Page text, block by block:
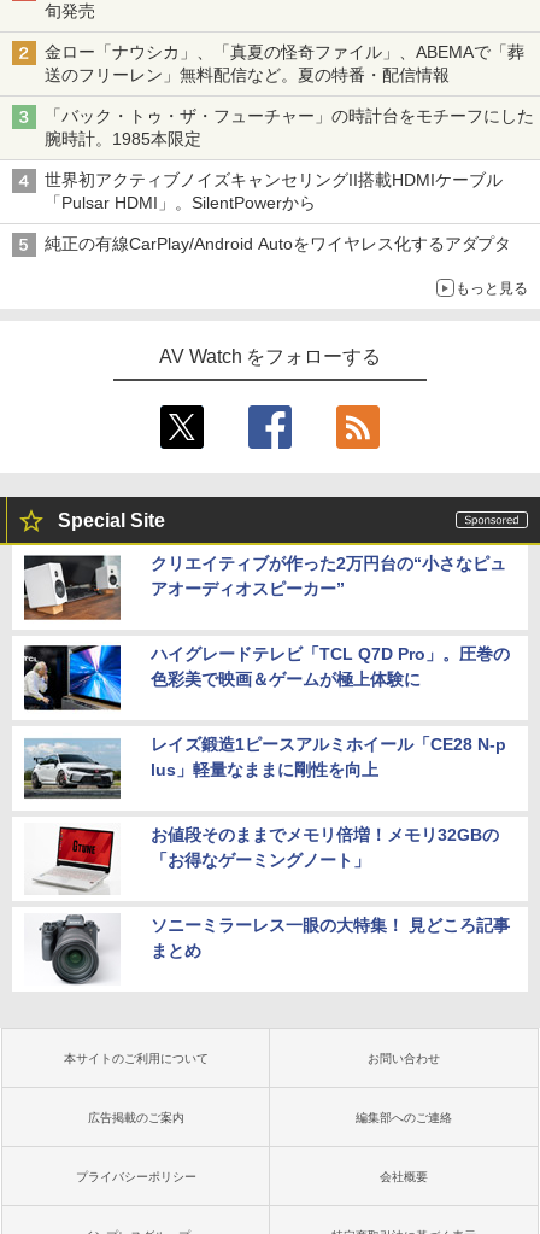
旬発売
金ロー「ナウシカ」、「真夏の怪奇ファイル」、ABEMAで「葬
送のフリーレン」無料配信など。夏の特番・配信情報
「バック・トゥ・ザ・フューチャー」の時計台をモチーフにした
腕時計。1985本限定
世界初アクティブノイズキャンセリングII搭載HDMIケーブル
「Pulsar HDMI」。SilentPowerから
純正の有線CarPlay/Android Autoをワイヤレス化するアダプタ
もっと見る
AV Watch をフォローする
Special Site
クリエイティブが作った2万円台の“小さなピュ
アオーディオスピーカー”
ハイグレードテレビ「TCL Q7D Pro」。圧巻の
色彩美で映画＆ゲームが極上体験に
レイズ鍛造1ピースアルミホイール「CE28 N-p
lus」軽量なままに剛性を向上
お値段そのままでメモリ倍増！メモリ32GBの
「お得なゲーミングノート」
ソニーミラーレス一眼の大特集！ 見どころ記事
まとめ
本サイトのご利用について お問い合わせ
広告掲載のご案内 編集部へのご連絡
プライバシーポリシー 会社概要